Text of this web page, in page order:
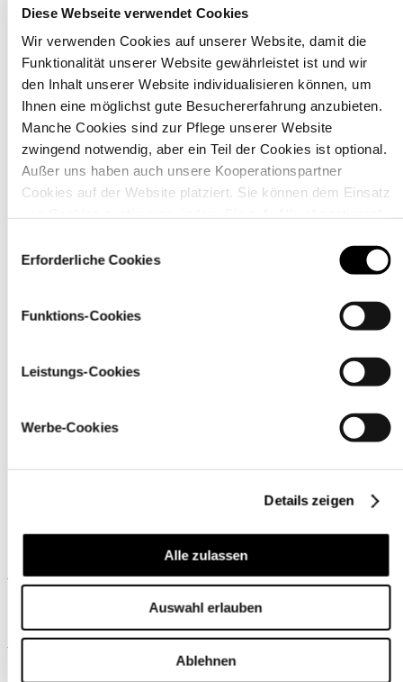
Diese Webseite verwendet Cookies
Wir verwenden Cookies auf unserer Website, damit die
Funktionalität unserer Website gewährleistet ist und wir
den Inhalt unserer Website individualisieren können, um
Ihnen eine möglichst gute Besuchererfahrung anzubieten.
Manche Cookies sind zur Pflege unserer Website
zwingend notwendig, aber ein Teil der Cookies ist optional.
Außer uns haben auch unsere Kooperationspartner
Cookies auf der Website platziert. Sie können dem Einsatz
über den Link „Cookie-Einstellungen
Erforderliche Cookies
Funktions-Cookies
Leistungs-Cookies
Werbe-Cookies
Details zeigen
Alle zulassen
Auswahl erlauben
Ablehnen
Material
Pflegehinweise
Ähnliche Produkte
Wird oft zusammen gekauft